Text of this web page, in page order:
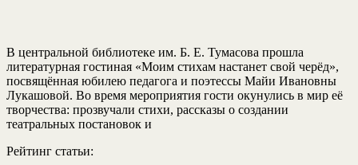
В центральной библиотеке им. Б. Е. Тумасова прошла
литературная гостиная «Моим стихам настанет свой черёд»,
посвящённая юбилею педагога и поэтессы Майи Ивановны
Лукашовой. Во время мероприятия гости окунулись в мир её
творчества: прозвучали стихи, рассказы о создании
театральных постановок и
Рейтинг статьи: